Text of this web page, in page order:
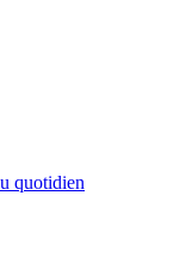
quotidien